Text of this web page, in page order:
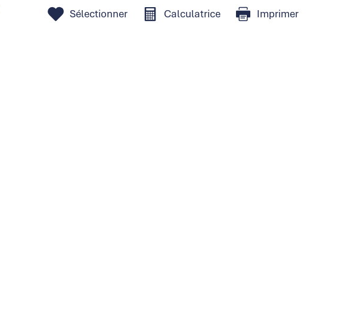
Sélectionner Calculatrice Imprimer